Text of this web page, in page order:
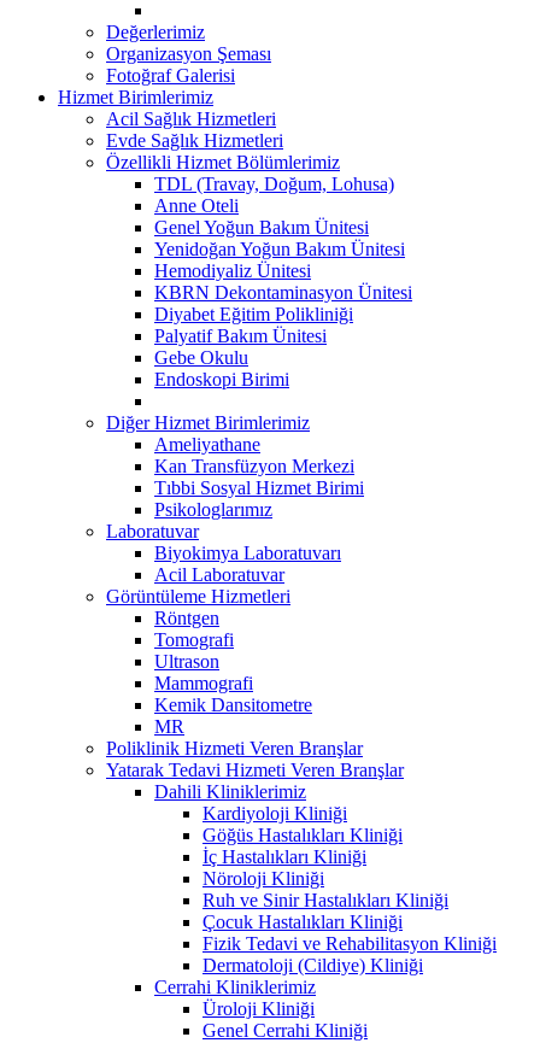
Değerlerimiz
Organizasyon Şeması
Fotoğraf Galerisi
Hizmet Birimlerimiz
Acil Sağlık Hizmetleri
Evde Sağlık Hizmetleri
Özellikli Hizmet Bölümlerimiz
TDL (Travay, Doğum, Lohusa)
Anne Oteli
Genel Yoğun Bakım Ünitesi
Yenidoğan Yoğun Bakım Ünitesi
Hemodiyaliz Ünitesi
KBRN Dekontaminasyon Ünitesi
Diyabet Eğitim Polikliniği
Palyatif Bakım Ünitesi
Gebe Okulu
Endoskopi Birimi
Diğer Hizmet Birimlerimiz
Ameliyathane
Kan Transfüzyon Merkezi
Tıbbi Sosyal Hizmet Birimi
Psikologlarımız
Laboratuvar
Biyokimya Laboratuvarı
Acil Laboratuvar
Görüntüleme Hizmetleri
Röntgen
Tomografi
Ultrason
Mammografi
Kemik Dansitometre
MR
Poliklinik Hizmeti Veren Branşlar
Yatarak Tedavi Hizmeti Veren Branşlar
Dahili Kliniklerimiz
Kardiyoloji Kliniği
Göğüs Hastalıkları Kliniği
İç Hastalıkları Kliniği
Nöroloji Kliniği
Ruh ve Sinir Hastalıkları Kliniği
Çocuk Hastalıkları Kliniği
Fizik Tedavi ve Rehabilitasyon Kliniği
Dermatoloji (Cildiye) Kliniği
Cerrahi Kliniklerimiz
Üroloji Kliniği
Genel Cerrahi Kliniği